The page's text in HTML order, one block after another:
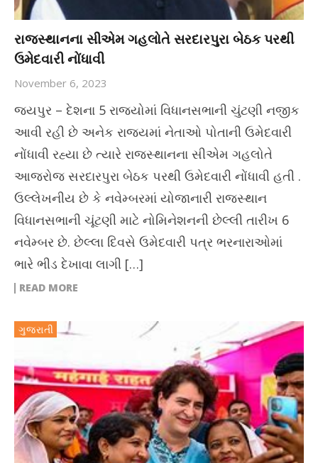
રાજસ્થાનના સીએમ ગહલોતે સરદારપુરા બેઠક પરથી
ઉમેદવારી નોંધાવી
November 6, 2023
જયપુર – દેશના 5 રાજ્યોમાં વિધાનસભાની ચુંટણી નજીક
આવી રહી છે અનેક રાજ્યમાં નેતાઓ પોતાની ઉમેદવારી
નોંધાવી રહ્યા છે ત્યારે રાજસ્થાનના સીએમ ગહલોતે
આજરોજ સરદારપુરા બેઠક પરથી ઉમેદવારી નોંધાવી હતી .
ઉલ્લેખનીય છે કે નવેમ્બરમાં યોજાનારી રાજસ્થાન
વિધાનસભાની ચૂંટણી માટે નોમિનેશનની છેલ્લી તારીખ 6
નવેમ્બર છે. છેલ્લા દિવસે ઉમેદવારી પત્ર ભરનારાઓમાં
ભારે ભીડ દેખાવા લાગી […]
READ MORE
ગુજરાતી